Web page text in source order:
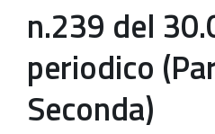
n.239 del
periodico
Seconda)